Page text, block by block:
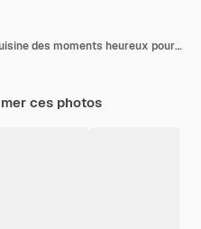
Les enfants cuisinent à la cuisine des moments heureux pour les enfants Délicieux se lèchent les doigts
ces photos